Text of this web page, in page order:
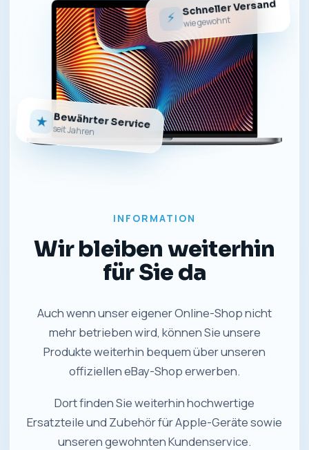
⚡ Schneller Versand
wie gewohnt
★ Bewährter Service
seit Jahren
INFORMATION
Wir bleiben weiterhin
für Sie da
Auch wenn unser eigener Online-Shop nicht
mehr betrieben wird, können Sie unsere
Produkte weiterhin bequem über unseren
offiziellen eBay-Shop erwerben.
Dort finden Sie weiterhin hochwertige
Ersatzteile und Zubehör für Apple-Geräte sowie
unseren gewohnten Kundenservice.